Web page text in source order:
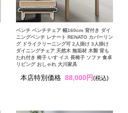
ベンチ ベンチチェア 幅160cm 背付き ダイ
ニングベンチ レナート RENATO カバーリン
グ ドライクリーニング可 2人掛け 3人掛け
ダイニングチェア 天然木 無垢材 木製 背も
たれ付き 椅子 いす イス 長椅子 ソファ 食卓
リビング おしゃれ 大川家具
本店特別価格 88,000円(税込)